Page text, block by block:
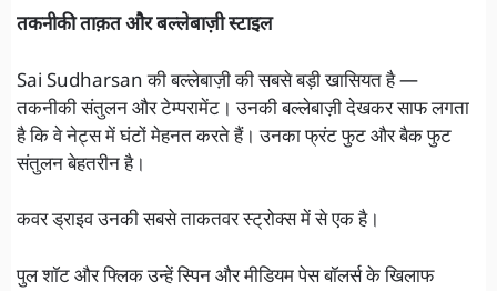
तकनीकी ताक़त और बल्लेबाज़ी स्टाइल
Sai Sudharsan की बल्लेबाज़ी की सबसे बड़ी खासियत है —
तकनीकी संतुलन और टेम्परामेंट। उनकी बल्लेबाज़ी देखकर साफ लगता
है कि वे नेट्स में घंटों मेहनत करते हैं। उनका फ्रंट फुट और बैक फुट
संतुलन बेहतरीन है।
कवर ड्राइव उनकी सबसे ताकतवर स्ट्रोक्स में से एक है।
पुल शॉट और फ्लिक उन्हें स्पिन और मीडियम पेस बॉलर्स के खिलाफ